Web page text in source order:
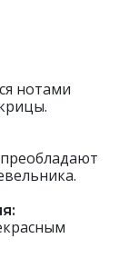
нотами